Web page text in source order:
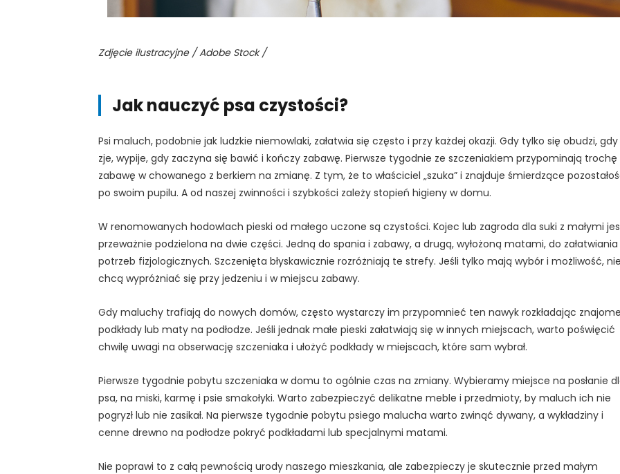
Zdjęcie ilustracyjne / Adobe Stock /
Jak nauczyć psa czystości?
Psi maluch, podobnie jak ludzkie niemowlaki, załatwia się często i przy każdej okazji. Gdy tylko się obudzi, gdy
zje, wypije, gdy zaczyna się bawić i kończy zabawę. Pierwsze tygodnie ze szczeniakiem przypominają trochę
zabawę w chowanego z berkiem na zmianę. Z tym, że to właściciel „szuka” i znajduje śmierdzące
po swoim pupilu. A od naszej zwinności i szybkości zależy stopień higieny w domu.
W renomowanych hodowlach pieski od małego uczone są czystości. Kojec lub zagroda dla suki z małymi
przeważnie podzielona na dwie części. Jedną do spania i zabawy, a drugą, wyłożoną matami, do załatwiania
potrzeb fizjologicznych. Szczenięta błyskawicznie rozróżniają te strefy. Jeśli tylko mają wybór i możliwość,
chcą wypróżniać się przy jedzeniu i w miejscu zabawy.
Gdy maluchy trafiają do nowych domów, często wystarczy im przypomnieć ten nawyk rozkładając
podkłady lub maty na podłodze. Jeśli jednak małe pieski załatwiają się w innych miejscach, warto poświęcić
chwilę uwagi na obserwację szczeniaka i ułożyć podkłady w miejscach, które sam wybrał.
Pierwsze tygodnie pobytu szczeniaka w domu to ogólnie czas na zmiany. Wybieramy miejsce na posłanie
psa, na miski, karmę i psie smakołyki. Warto zabezpieczyć delikatne meble i przedmioty, by maluch ich nie
pogryzł lub nie zasikał. Na pierwsze tygodnie pobytu psiego malucha warto zwinąć dywany, a wykładziny i
cenne drewno na podłodze pokryć podkładami lub specjalnymi matami.
Nie poprawi to z całą pewnością urody naszego mieszkania, ale zabezpieczy je skutecznie przed małym